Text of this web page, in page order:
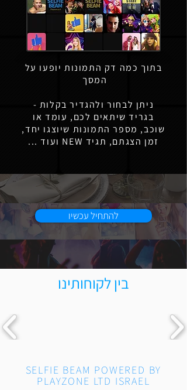
בתוך כמה דק התמונות יופעו על
המסך
ניתן לבחור ולהגדיר בקלות -
בגריד שיתאים לכם, עומד או
שוכב, מספר התמונות שיוצגו יחד,
זמן הצגתם, תגיד NEW ועוד ...
להתחיל עכשיו
בין לקוחותינו
SELFIE BEAM POWERED BY
PLAYZONE LTD ISRAEL